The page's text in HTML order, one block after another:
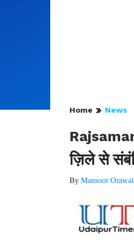
Home News
ज़िले से
By Mansoor